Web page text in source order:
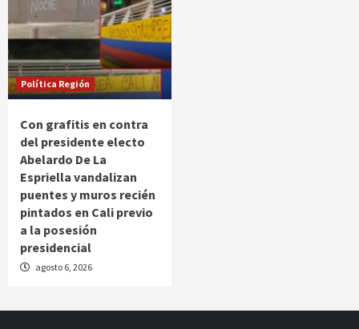
Política Región
Con grafitis en contra
del presidente electo
Abelardo De La
Espriella vandalizan
puentes y muros recién
pintados en Cali previo
a la posesión
presidencial
agosto 6, 2026